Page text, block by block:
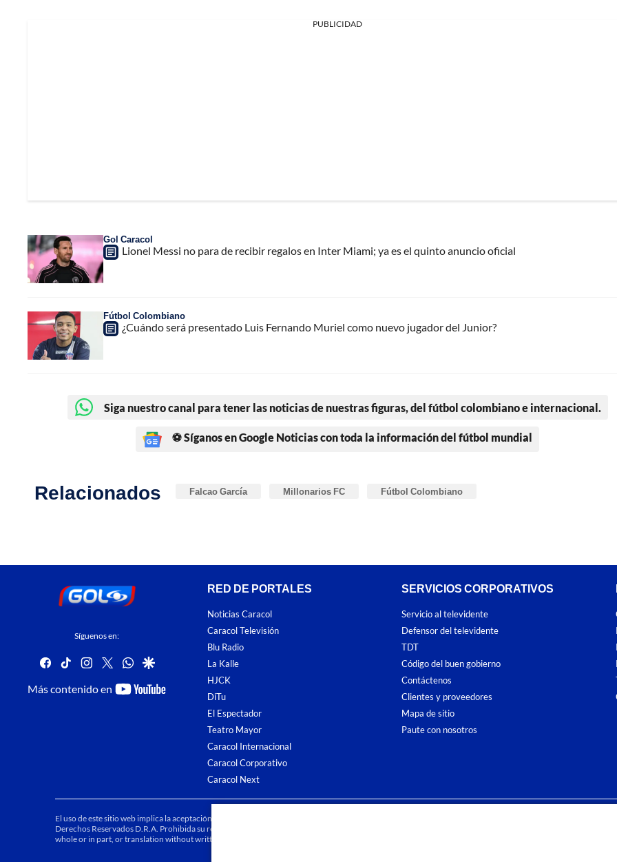
PUBLICIDAD
Gol Caracol
Lionel Messi no para de recibir regalos en Inter Miami; ya es el quinto anuncio oficial
Fútbol Colombiano
¿Cuándo será presentado Luis Fernando Muriel como nuevo jugador del Junior?
Siga nuestro canal para tener las noticias de nuestras figuras, del fútbol colombiano e internacional.
⚽ Síganos en Google Noticias con toda la información del fútbol mundial
Relacionados Falcao García Millonarios FC Fútbol Colombiano
Síguenos en:
facebook
tiktokinstagram
twitterwhatsapp
google
Más contenido en
youtube-
RED DE PORTALES
Noticias Caracol
Caracol Televisión
Blu Radio
La Kalle
HJCK
DiTu
El Espectador
Teatro Mayor
Caracol Internacional
Caracol Corporativo
Caracol Next
SERVICIOS CORPORATIVOS
Servicio al televidente
Defensor del televidente
TDT
Código del buen gobierno
Contáctenos
Clientes y proveedores
Mapa de sitio
Paute con nosotros
El uso de este sitio web implica la aceptación de los
Derechos Reservados D.R.A. Prohibida su reproducción total o parcial, así como su traducción a cualquier idioma sin autorización escrita de su titular.
whole or in part, or translation without written permission is prohibited. All rights reserved 2025.